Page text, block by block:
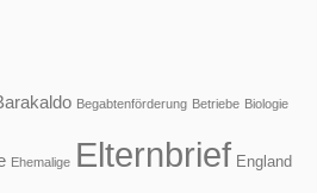
Begabtenförderung Betriebe Biologie
Ehemalige Elternbrief England